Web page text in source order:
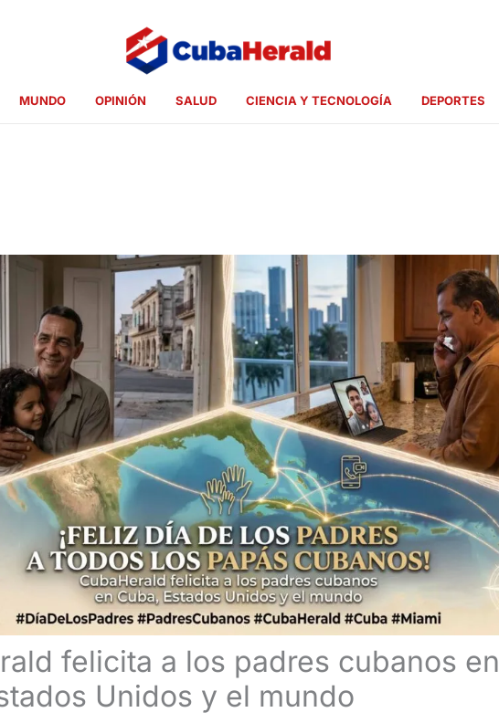
MUNDO OPINIÓN SALUD CIENCIA Y TECNOLOGÍA DEPORTES
felicita a los padres cubanos en
Unidos y el mundo